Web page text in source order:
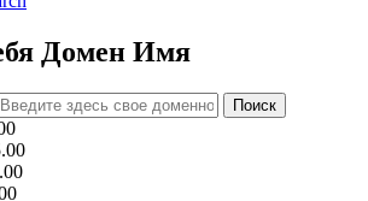
Домен Имя
Поиск